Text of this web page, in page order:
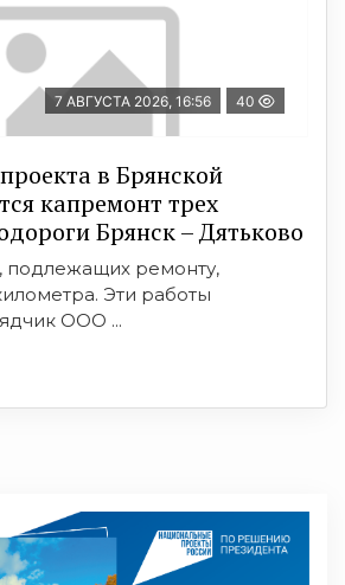
7 АВГУСТА 2026, 16:56 40
в Брянской
капремонт трех
Брянск – Дятьково
подлежащих ремонту,
Эти работы
ООО ...